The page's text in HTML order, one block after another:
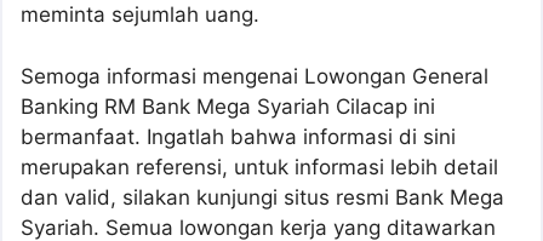
meminta sejumlah uang.
Semoga informasi mengenai Lowongan General
Banking RM Bank Mega Syariah Cilacap ini
bermanfaat. Ingatlah bahwa informasi di sini
merupakan referensi, untuk informasi lebih detail
dan valid, silakan kunjungi situs resmi Bank Mega
Syariah. Semua lowongan kerja yang ditawarkan